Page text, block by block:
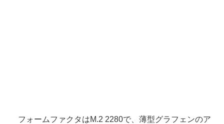
フォームファクタはM.2 2280で、薄型グラフェンのア